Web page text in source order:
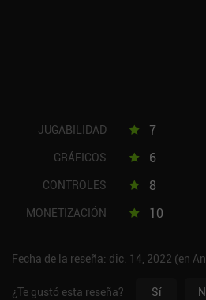
JUGABILIDAD 7
GRÁFICOS 6
CONTROLES 8
MONETIZACIÓN 10
Fecha de la reseña: dic. 14, 2022 (en
¿Te gustó esta reseña? Sí